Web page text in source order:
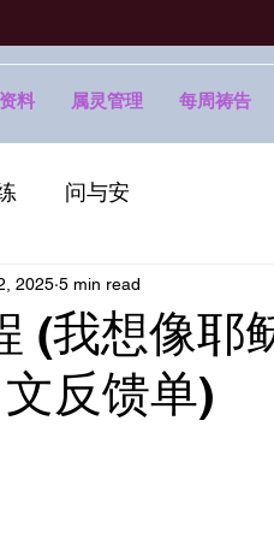
料 属灵管理 每周祷告
问与安
(我想像耶
反馈单)
2025 5 min read